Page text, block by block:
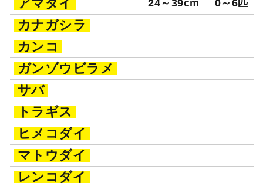
釣行日：2026年2月21日（土）中潮
アラ
アマダイ
24～39cm 0～6匹
カナガシラ
カンコ
ガンゾウビラメ
サバ